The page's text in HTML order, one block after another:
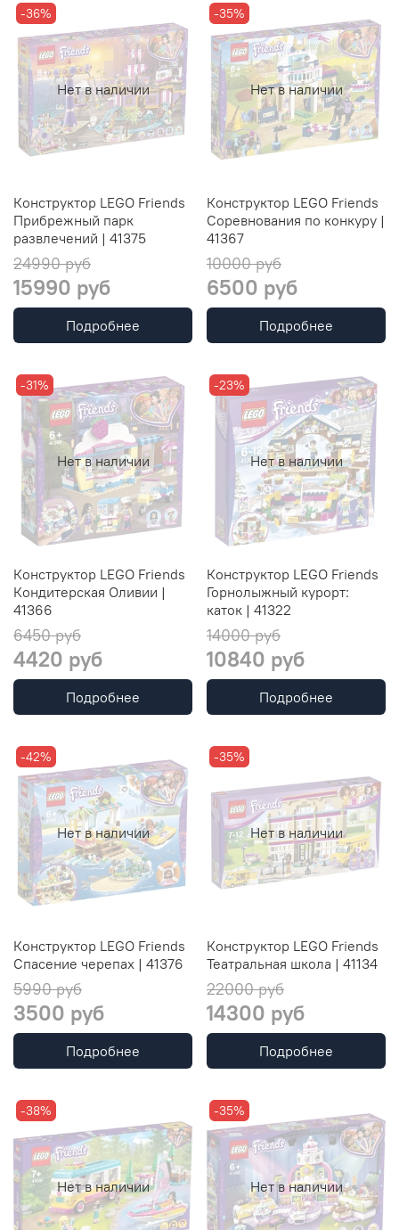
Нет в наличии
-36%
Конструктор LEGO Friends
Прибрежный парк
развлечений | 41375
24990 руб
15990 руб
Подробнее
Нет в наличии
-35%
Конструктор LEGO Friends
Соревнования по конкуру |
41367
10000 руб
6500 руб
Подробнее
Нет в наличии
-31%
Конструктор LEGO Friends
Кондитерская Оливии |
41366
6450 руб
4420 руб
Подробнее
Нет в наличии
-23%
Конструктор LEGO Friends
Горнолыжный курорт:
каток | 41322
14000 руб
10840 руб
Подробнее
Нет в наличии
-42%
Конструктор LEGO Friends
Спасение черепах | 41376
5990 руб
3500 руб
Подробнее
Нет в наличии
-35%
Конструктор LEGO Friends
Театральная школа | 41134
22000 руб
14300 руб
Подробнее
Нет в наличии
-38%
Нет в наличии
-35%